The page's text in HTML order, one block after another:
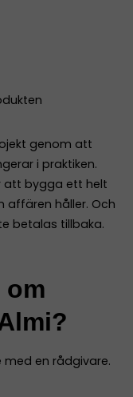
genom att
i praktiken.
att bygga ett helt
håller. Och
betalas tillbaka.
om
en rådgivare.